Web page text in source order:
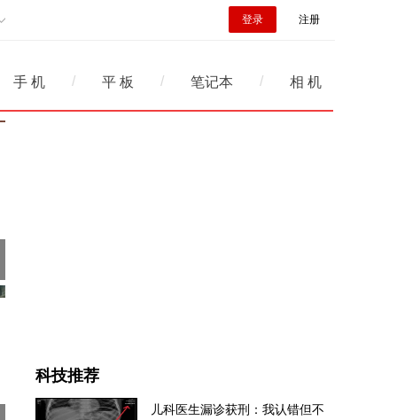
登录 注册
手 机 / 平 板 / 笔记本 / 相 机
科技推荐
儿科医生漏诊获刑：我认错但不